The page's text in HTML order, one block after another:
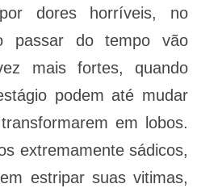
dores horríveis, no
passar do tempo vão
mais fortes, quando
podem até mudar
em lobos.
extremamente sádicos,
estripar suas vitimas,